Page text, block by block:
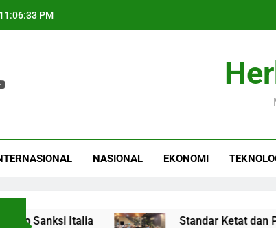
11:06:34 PM
NASIONAL EKONOMI
Italia Standar Ketat dan